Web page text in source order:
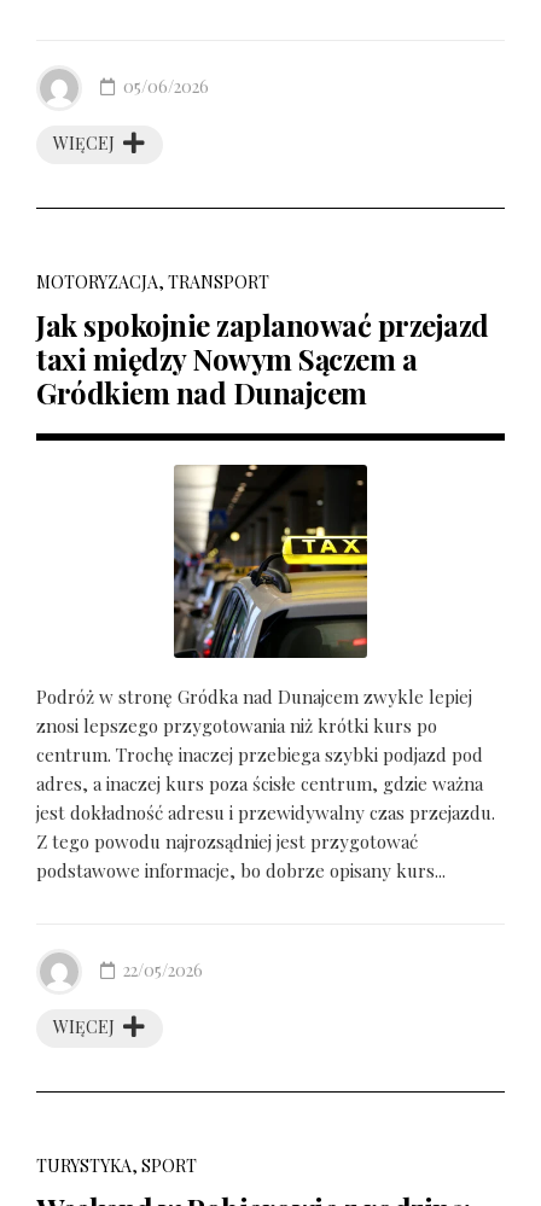
WIĘCEJ
05/06/2026
MOTORYZACJA, TRANSPORT
Jak spokojnie zaplanować przejazd
taxi między Nowym Sączem a
Gródkiem nad Dunajcem
Podróż w stronę Gródka nad Dunajcem zwykle lepiej
znosi lepszego przygotowania niż krótki kurs po
centrum. Trochę inaczej przebiega szybki podjazd pod
adres, a inaczej kurs poza ścisłe centrum, gdzie ważna
jest dokładność adresu i przewidywalny czas przejazdu.
Z tego powodu najrozsądniej jest przygotować
podstawowe informacje, bo dobrze opisany kurs...
WIĘCEJ
22/05/2026
TURYSTYKA, SPORT